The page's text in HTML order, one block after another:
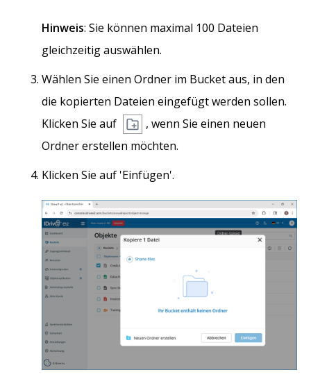
Hinweis: Sie können maximal 100 Dateien
gleichzeitig auswählen.
Wählen Sie einen Ordner im Bucket aus, in den
die kopierten Dateien eingefügt werden sollen.
Klicken Sie auf
, wenn Sie einen neuen
Ordner erstellen möchten.
Klicken Sie auf 'Einfügen'.